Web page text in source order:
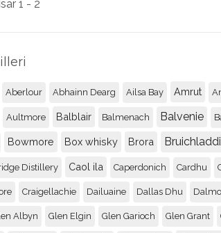
1 - 2
Aberlour Abhainn Dearg Ailsa Bay Amrut
Aultmore Balblair Balmenach Balvenie
Bowmore Box whisky Brora
Distillery Caol ila Caperdonich Cardhu
Craigellachie Dailuaine Dallas Dhu
Albyn Glen Elgin Glen Garioch Glen Grant